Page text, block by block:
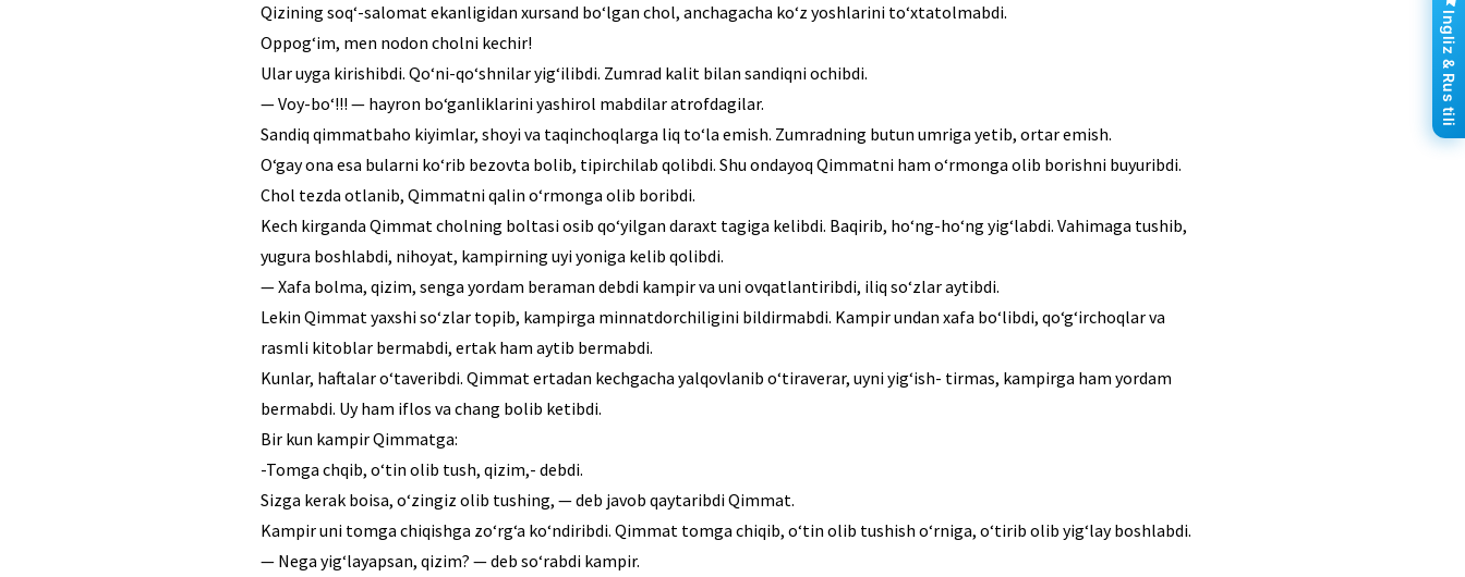
Qizining soq‘-salomat ekanligidan xursand bo‘lgan chol, anchagacha ko‘z yoshlarini to‘xtatolmabdi.
Oppog‘im, men nodon cholni kechir!
Ular uyga kirishibdi. Qo‘ni-qo‘shnilar yig‘ilibdi. Zumrad kalit bilan sandiqni ochibdi.
— Voy-bo‘!!! — hayron bo‘ganliklarini yashirol mabdilar atrofdagilar.
Sandiq qimmatbaho kiyimlar, shoyi va taqinchoqlarga liq to‘la emish. Zumradning butun umriga yetib, ortar emish.
O‘gay ona esa bularni ko‘rib bezovta bolib, tipirchilab qolibdi. Shu ondayoq Qimmatni ham o‘rmonga olib borishni buyuribdi.
Chol tezda otlanib, Qimmatni qalin o‘rmonga olib boribdi.
Kech kirganda Qimmat cholning boltasi osib qo‘yilgan daraxt tagiga kelibdi. Baqirib, ho‘ng-ho‘ng yig‘labdi. Vahimaga tushib,
yugura boshlabdi, nihoyat, kampirning uyi yoniga kelib qolibdi.
— Xafa bolma, qizim, senga yordam beraman debdi kampir va uni ovqatlantiribdi, iliq so‘zlar aytibdi.
Lekin Qimmat yaxshi so‘zlar topib, kampirga minnatdorchiligini bildirmabdi. Kampir undan xafa bo‘libdi, qo‘g‘irchoqlar va
rasmli kitoblar bermabdi, ertak ham aytib bermabdi.
Kunlar, haftalar o‘taveribdi. Qimmat ertadan kechgacha yalqovlanib o‘tiraverar, uyni yig‘ish- tirmas, kampirga ham yordam
bermabdi. Uy ham iflos va chang bolib ketibdi.
Bir kun kampir Qimmatga:
-Tomga chqib, o‘tin olib tush, qizim,- debdi.
Sizga kerak boisa, o‘zingiz olib tushing, — deb javob qaytaribdi Qimmat.
Kampir uni tomga chiqishga zo‘rg‘a ko‘ndiribdi. Qimmat tomga chiqib, o‘tin olib tushish o‘rniga, o‘tirib olib yig‘lay boshlabdi.
— Nega yig‘layapsan, qizim? — deb so‘rabdi kampir.
Ingliz & Rus tili